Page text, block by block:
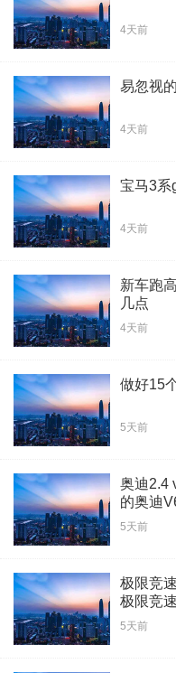
4天前
易忽视
4天前
宝马3系
4天前
新车跑
几点
4天前
做好15
5天前
奥迪2.4
的奥迪
5天前
极限竞
极限竞速
5天前